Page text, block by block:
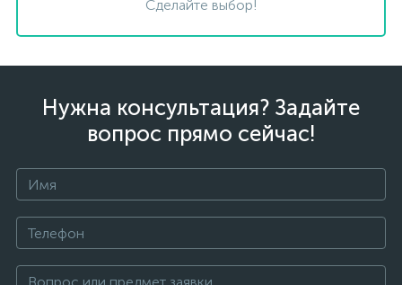
Сделайте выбор!
Нужна консультация? Задайте
вопрос прямо сейчас!